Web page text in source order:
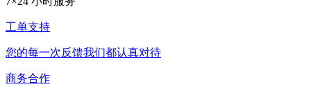
工单支持
您的每一次反馈我们都认真对待
商务合作